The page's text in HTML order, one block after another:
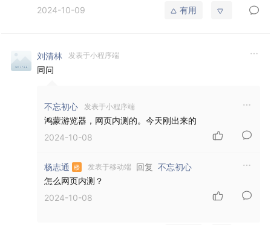
2024-10-09
有用
刘清林 发表于小程序端
同问
不忘初心 发表于小程序端
鸿蒙游览器，网页内测的。今天刚出来的
2024-10-08
杨志通 发表于移动端 回复 不忘初心
怎么网页内测？
2024-10-08